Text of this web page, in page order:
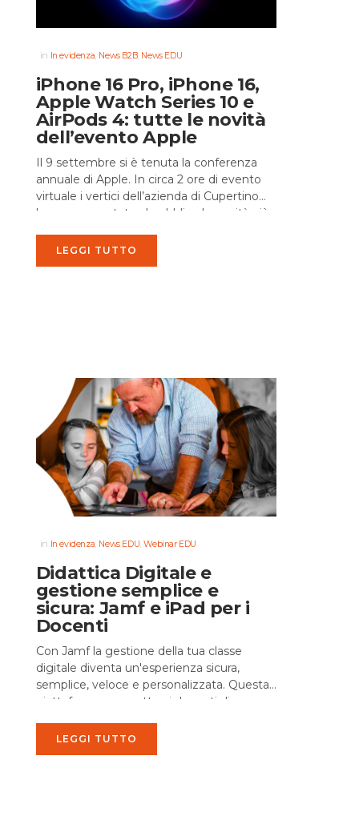
in In evidenza News B2B, News EDU
iPhone 16 Pro, iPhone 16,
Apple Watch Series 10 e
AirPods 4: tutte le novità
dell’evento Apple
Il 9 settembre si è tenuta la conferenza
annuale di Apple. In circa 2 ore di evento
virtuale i vertici dell’azienda di Cupertino
hanno presentato al pubblico le novità più...
LEGGI TUTTO
in In evidenza News EDU ,Webinar EDU
Didattica Digitale e
gestione semplice e
sicura: Jamf e iPad per i
Docenti
Con Jamf la gestione della tua classe
digitale diventa un'esperienza sicura,
semplice, veloce e personalizzata. Questa
piattaforma permette ai docenti di
disposizione al proprio stile...
LEGGI TUTTO